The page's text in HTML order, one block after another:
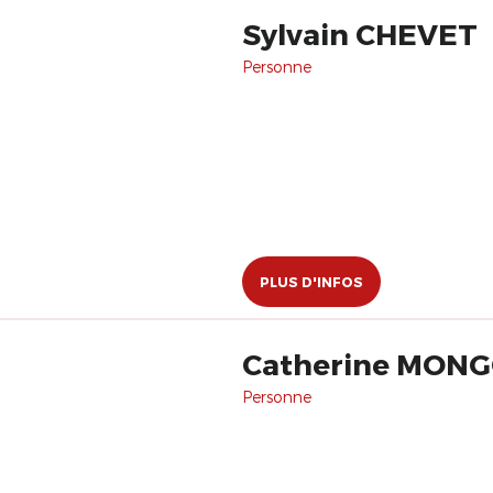
Sylvain CHEVET
Personne
PLUS D'INFOS
Catherine
Personne